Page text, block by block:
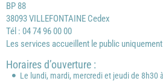
BP 88
38093 VILLEFONTAINE Cedex
Tél : 04 74 96 00 00
Les services accueillent le public
Horaires d’ouverture :
Le lundi, mardi, mercredi et jeudi de 8h30